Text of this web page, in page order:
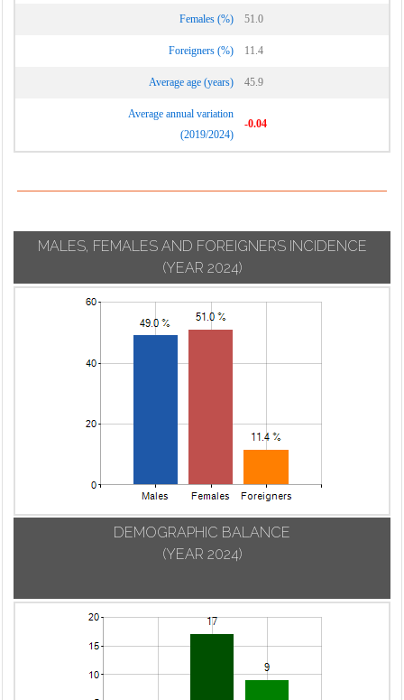
Vignate
Vizzolo
Predabissi
Giacomo
Females (%) 51.0
Foreigners (%) 11.4
Average age (years) 45.9
Average annual variation
(2019/2024)
-0.04
MALES, FEMALES AND FOREIGNERS INCIDENCE
(YEAR 2024)
DEMOGRAPHIC BALANCE
(YEAR 2024)